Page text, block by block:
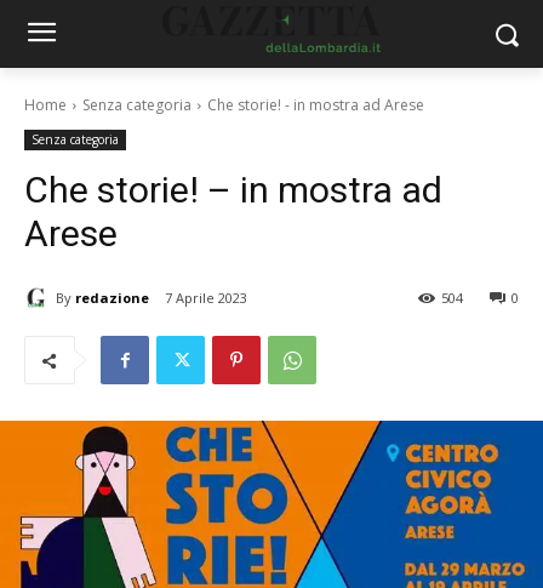
Home Senza categoria Che storie! - in mostra ad Arese
Senza categoria
Che storie! – in mostra ad
Arese
By redazione 7 Aprile 2023 0
504